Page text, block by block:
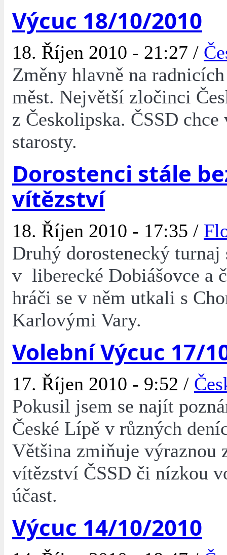
Výcuc 18/10/2010
18. Říjen 2010 - 21:27 /
Změny hlavně na
měst. Největší zločinci
z Českolipska. ČSSD
starosty.
Dorostenci stále
vítězství
18. Říjen 2010 - 17:35 /
Druhý dorostenecký turnaj
v liberecké Dobiášovce a
hráči se v něm utkali s
Karlovými Vary.
Volební Výcuc 17/
17. Říjen 2010 - 9:52 /
Pokusil jsem se najít
České Lípě v různých
Většina zmiňuje výraznou
vítězství ČSSD či nízkou
účast.
Výcuc 14/10/2010